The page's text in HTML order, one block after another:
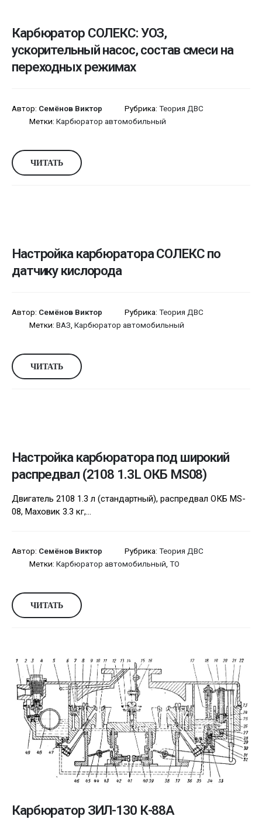
Карбюратор СОЛЕКС: УОЗ,
ускорительный насос, состав смеси на
переходных режимах
Автор: Семёнов Виктор Рубрика: Теория ДВС
Метки: Карбюратор автомобильный
ЧИТАТЬ
Настройка карбюратора СОЛЕКС по
датчику кислорода
Автор: Семёнов Виктор Рубрика: Теория ДВС
Метки: ВАЗ Карбюратор автомобильный
ЧИТАТЬ
Настройка карбюратора под широкий
распредвал (2108 1.3L ОКБ MS08)
Двигатель 2108 1.3 л (стандартный), распредвал ОКБ MS-
08, Маховик 3.3 кг,...
Автор: Семёнов Виктор Рубрика: Теория ДВС
Метки: Карбюратор автомобильный ТО
ЧИТАТЬ
Карбюратор ЗИЛ-130 К-88А